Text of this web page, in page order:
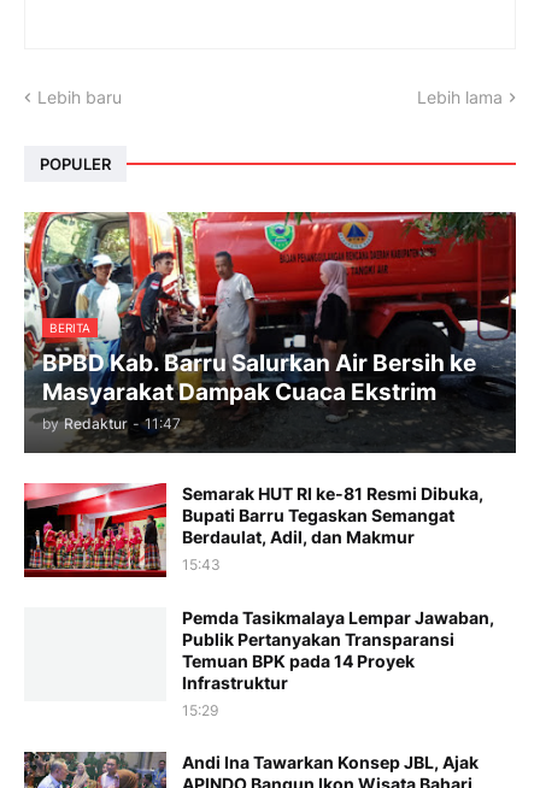
Lebih baru Lebih lama
POPULER
BERITA
BPBD Kab. Barru Salurkan Air Bersih ke
Masyarakat Dampak Cuaca Ekstrim
by Redaktur - 11:47
Semarak HUT RI ke-81 Resmi Dibuka,
Bupati Barru Tegaskan Semangat
Berdaulat, Adil, dan Makmur
15:43
Pemda Tasikmalaya Lempar Jawaban,
Publik Pertanyakan Transparansi
Temuan BPK pada 14 Proyek
Infrastruktur
15:29
Andi Ina Tawarkan Konsep JBL, Ajak
APINDO Bangun Ikon Wisata Bahari